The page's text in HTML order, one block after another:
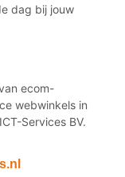
dag bij jouw
ecom-
webwinkels in
Services BV.